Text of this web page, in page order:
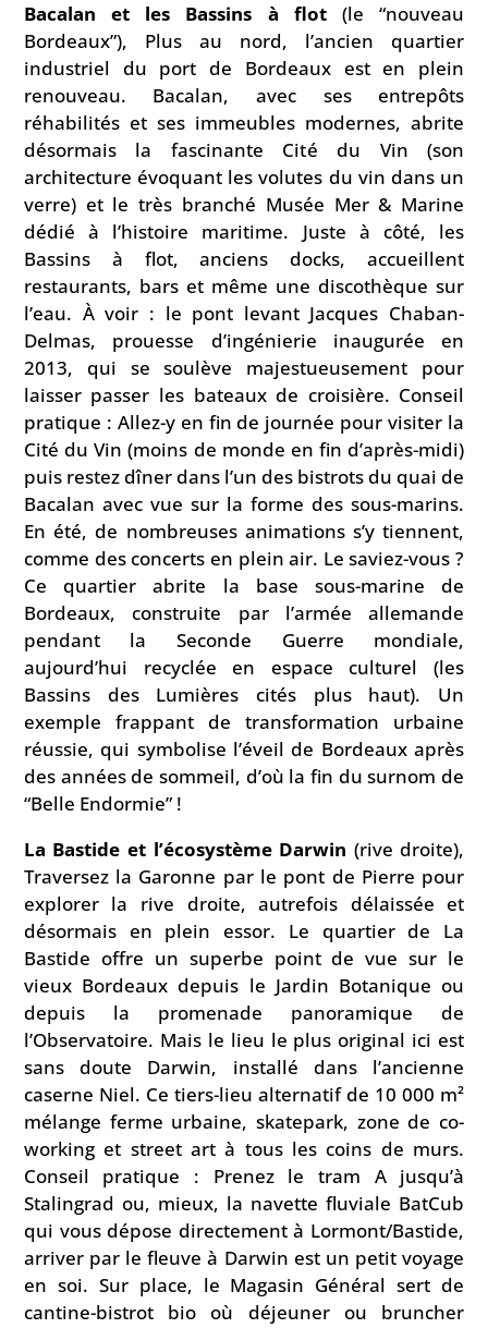
Bacalan et les Bassins à flot(le “nouveau
Bordeaux”), Plus au nord, l’ancien quartier
industriel du port de Bordeaux est en plein
renouveau. Bacalan, avec ses entrepôts
réhabilités et ses immeubles modernes, abrite
désormais la fascinante Cité du Vin (son
architecture évoquant les volutes du vin dans un
verre) et le très branché Musée Mer & Marine
dédié à l’histoire maritime. Juste à côté, les
Bassins à flot, anciens docks, accueillent
restaurants, bars et même une discothèque sur
l’eau. À voir : le pont levant Jacques Chaban-
Delmas, prouesse d’ingénierie inaugurée en
2013, qui se soulève majestueusement pour
laisser passer les bateaux de croisière. Conseil
pratique : Allez-y en fin de journée pour visiter la
Cité du Vin (moins de monde en fin d’après-midi)
puis restez dîner dans l’un des bistrots du quai de
Bacalan avec vue sur la forme des sous-marins.
En été, de nombreuses animations s’y tiennent,
comme des concerts en plein air. Le saviez-vous ?
Ce quartier abrite la base sous-marine de
Bordeaux, construite par l’armée allemande
pendant la Seconde Guerre mondiale,
aujourd’hui recyclée en espace culturel (les
Bassins des Lumières cités plus haut). Un
exemple frappant de transformation urbaine
réussie, qui symbolise l’éveil de Bordeaux après
des années de sommeil, d’où la fin du surnom de
“Belle Endormie” !
La Bastide et l’écosystème Darwin (rive droite),
Traversez la Garonne par le pont de Pierre pour
explorer la rive droite, autrefois délaissée et
désormais en plein essor. Le quartier de La
Bastide offre un superbe point de vue sur le
vieux Bordeaux depuis le Jardin Botanique ou
depuis la promenade panoramique de
l’Observatoire. Mais le lieu le plus original ici est
sans doute Darwin, installé dans l’ancienne
caserne Niel. Ce tiers-lieu alternatif de 10 000 m²
mélange ferme urbaine, skatepark, zone de co-
working et street art à tous les coins de murs.
Conseil pratique : Prenez le tram A jusqu’à
Stalingrad ou, mieux, la navette fluviale BatCub
qui vous dépose directement à Lormont/Bastide,
arriver par le fleuve à Darwin est un petit voyage
en soi. Sur place, le Magasin Général sert de
cantine-bistrot bio où déjeuner ou bruncher